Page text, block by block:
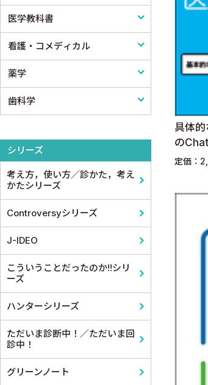
循環器・血管
心電図・心音図・心エコー
消化器
小児科
老人医学
産婦人科
眼科
耳鼻咽頭科・頭頸部外科
泌尿器科
リハビリテーション技術
鍼灸・柔道整復
医学教科書
医学教科書
看護・コメディカル
看護
看護教科書
薬学
薬学
歯科学
シリーズ
考え方，使い方／診かた，考え
かたシリーズ
Controversyシリーズ
J-IDEO
こういうことだったのか!!シリ
ーズ
ハンターシリーズ
ただいま診断中！／ただいま回
診中！
グリーンノート
具体
の
定価：